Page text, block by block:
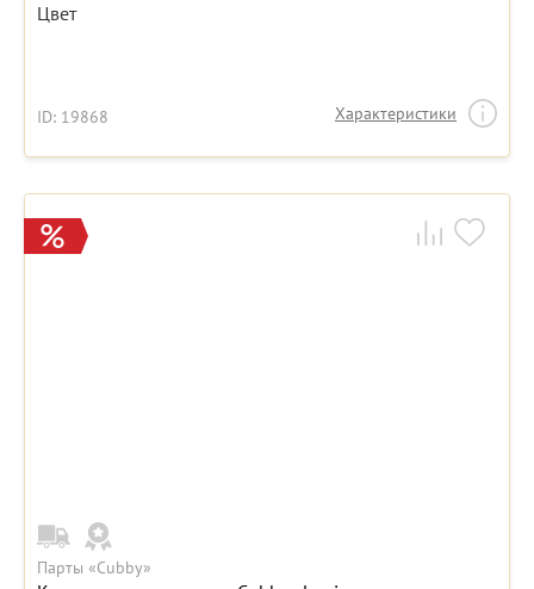
Цвет
ID: 19868 Характеристики
Парты «Cubby»